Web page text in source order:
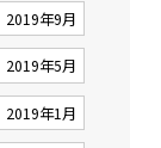
2019年9月
2019年5月
2019年1月